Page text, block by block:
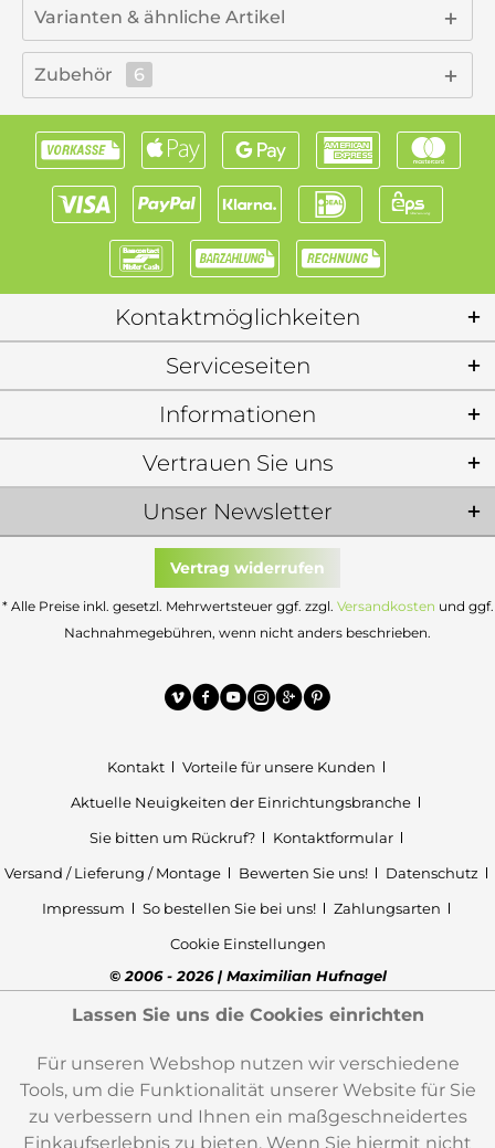
Varianten & ähnliche Artikel
Zubehör 6
Kontaktmöglichkeiten
Serviceseiten
Informationen
Unser Newsletter
Vertrauen Sie uns
Vertrag widerrufen
* Alle Preise inkl. gesetzl. Mehrwertsteuer ggf. zzgl. Versandkosten und ggf.
Nachnahmegebühren, wenn nicht anders beschrieben.
Kontakt
Vorteile für unsere Kunden
Aktuelle Neuigkeiten der Einrichtungsbranche
Sie bitten um Rückruf?
Kontaktformular
Versand / Lieferung / Montage
Bewerten Sie uns!
Datenschutz
Impressum
So bestellen Sie bei uns!
Zahlungsarten
Cookie Einstellungen
© 2006 - 2026 | Maximilian Hufnagel
Lassen Sie uns die Cookies einrichten
Für unseren Webshop nutzen wir verschiedene
Tools, um die Funktionalität unserer Website für Sie
zu verbessern und Ihnen ein maßgeschneidertes
Einkaufserlebnis zu bieten. Wenn Sie hiermit nicht